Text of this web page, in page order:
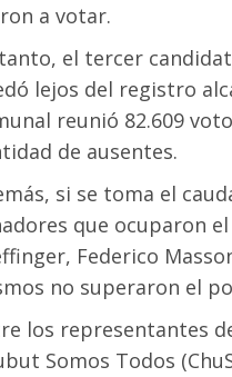
a votar.
el tercer
lejos del registro
reunió 82.609
de ausentes.
si se toma el
que ocuparon
Federico
no superaron el
los representantes
Somos Todos